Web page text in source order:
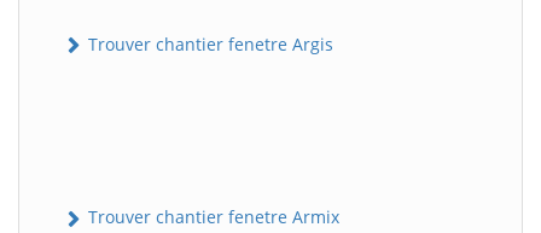
Trouver chantier fenetre Argis
Trouver chantier fenetre Armix